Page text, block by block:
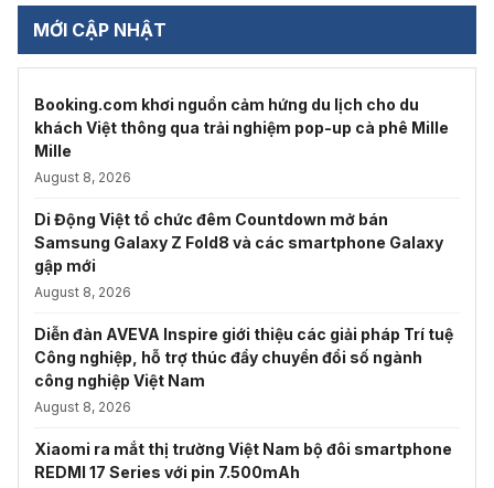
MỚI CẬP NHẬT
Booking.com khơi nguồn cảm hứng du lịch cho du
khách Việt thông qua trải nghiệm pop-up cà phê Mille
Mille
August 8, 2026
Di Động Việt tổ chức đêm Countdown mở bán
Samsung Galaxy Z Fold8 và các smartphone Galaxy
gập mới
August 8, 2026
Diễn đàn AVEVA Inspire giới thiệu các giải pháp Trí tuệ
Công nghiệp, hỗ trợ thúc đẩy chuyển đổi số ngành
công nghiệp Việt Nam
August 8, 2026
Xiaomi ra mắt thị trường Việt Nam bộ đôi smartphone
REDMI 17 Series với pin 7.500mAh